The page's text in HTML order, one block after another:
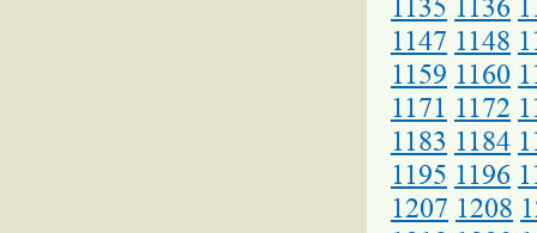
1135 1136
1147 1148
1159 1160
1171 1172
1183 1184
1195 1196
1207 1208